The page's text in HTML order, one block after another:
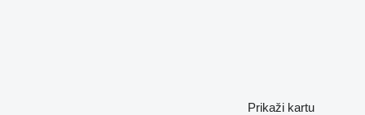
Prikaži kartu